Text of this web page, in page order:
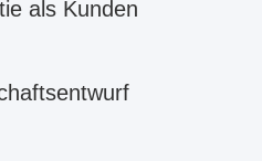
als Kunden